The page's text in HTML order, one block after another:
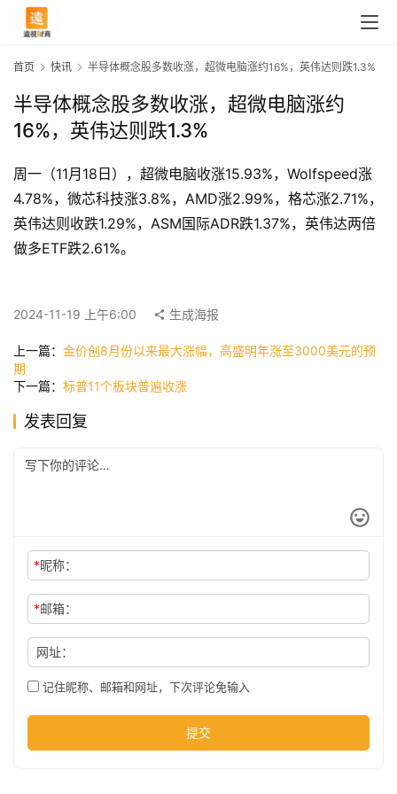
快
讯
司
首页 快讯 半导体概念股多数收涨，超微电脑涨约16%，英伟达则跌1.3%
半导体概念股多数收涨，超微电脑涨约
16%，英伟达则跌1.3%
周一（11月18日），超微电脑收涨15.93%，Wolfspeed涨
4.78%，微芯科技涨3.8%，AMD涨2.99%，格芯涨2.71%，
英伟达则收跌1.29%，ASM国际ADR跌1.37%，英伟达两倍
做多ETF跌2.61%。
2024-11-19 上午6:00 生成海报
上一篇： 金价创8月份以来最大涨幅，高盛明年涨至3000美元的预
期
下一篇： 标普11个板块普遍收涨
发表回复
*昵称：
*邮箱：
网址：
记住昵称、邮箱和网址，下次评论免输入
提交